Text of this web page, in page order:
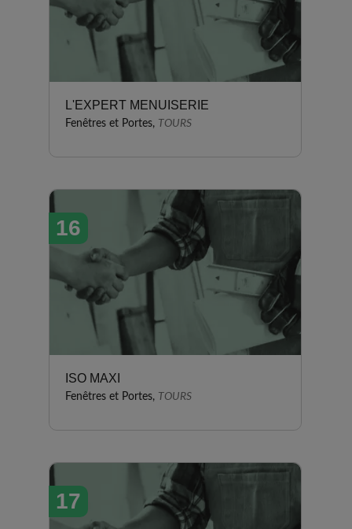
L'EXPERT MENUISERIE
Fenêtres et Portes, TOURS
16
ISO MAXI
Fenêtres et Portes, TOURS
17